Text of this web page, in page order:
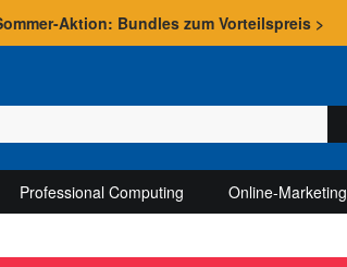
Aktion: Bundles zum Vorteilspreis >
Professional Computing Online-Marketing